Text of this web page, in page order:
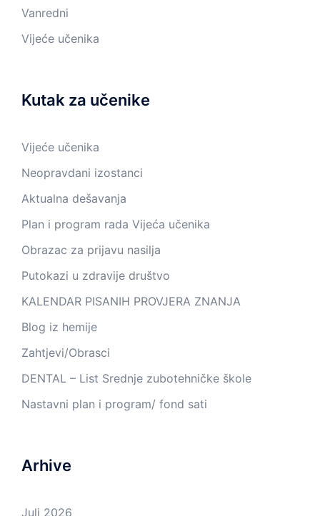
Vanredni
Vijeće učenika
Kutak za učenike
Vijeće učenika
Neopravdani izostanci
Aktualna dešavanja
Plan i program rada Vijeća učenika
Obrazac za prijavu nasilja
Putokazi u zdravije društvo
KALENDAR PISANIH PROVJERA ZNANJA
Blog iz hemije
Zahtjevi/Obrasci
DENTAL – List Srednje zubotehničke škole
Nastavni plan i program/ fond sati
Arhive
Juli 2026